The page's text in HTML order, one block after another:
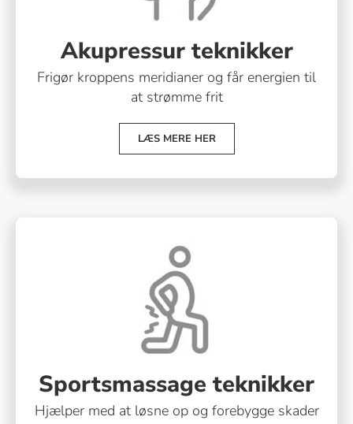
Akupressur teknikker
Frigør kroppens meridianer og får energien til
at strømme frit
LÆS MERE HER
Sportsmassage teknikker
Hjælper med at løsne op og forebygge skader